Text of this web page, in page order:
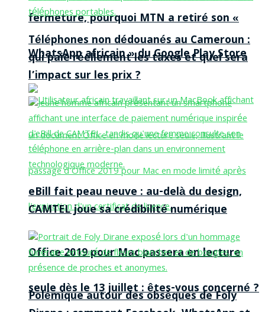
fermeture, pourquoi MTN a retiré son «
WhatsApp africain » du Google Play Store
Office 2019 pour Mac passera en lecture
seule dès le 13 juillet : êtes-vous concerné ?
Téléphones non dédouanés au Cameroun :
qui paie réellement les taxes et quel sera
l’impact sur les prix ?
eBill fait peau neuve : au-delà du design,
CAMTEL joue sa crédibilité numérique
Polémique autour des obsèques de Foly